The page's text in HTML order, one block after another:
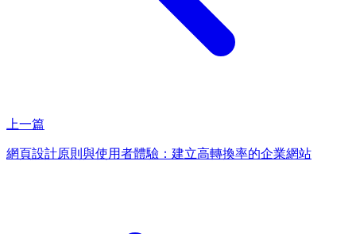
上一篇
網頁設計原則與使用者體驗：建立高轉換率的企業網站